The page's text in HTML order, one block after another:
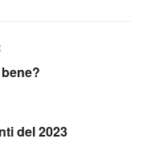
del 2023